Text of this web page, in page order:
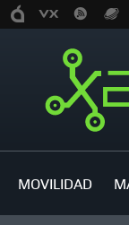
MOVILIDAD